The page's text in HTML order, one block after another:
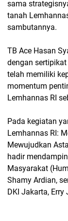
sama
tanah
sambutannya.
TB Ace Hasan
dengan
telah memiliki
momentum
Lemhannas RI
Pada kegiatan
Lemhannas RI:
Mewujudkan
hadir
Masyarakat
Shamy Ardian,
DKI Jakarta,